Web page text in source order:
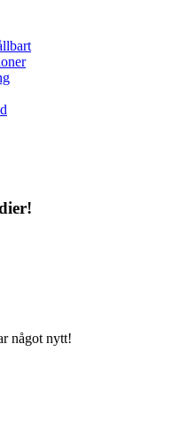
något nytt!